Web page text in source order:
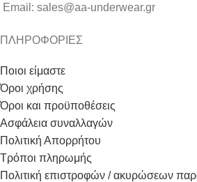
Email: sales@aa-underwear.gr
ΠΛΗΡΟΦΟΡΙΕΣ
Ποιοι είμαστε
Όροι χρήσης
Όροι και προϋποθέσεις
Ασφάλεια συναλλαγών
Πολιτική Απορρήτου
Τρόποι πληρωμής
Πολιτική επιστροφών / ακυρώσεων